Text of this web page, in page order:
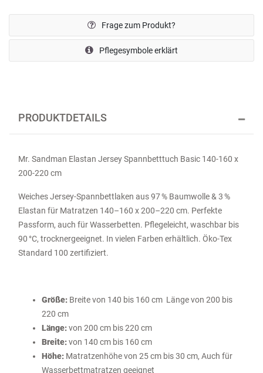
Frage zum Produkt?
Pflegesymbole erklärt
PRODUKTDETAILS
Mr. Sandman Elastan Jersey Spannbetttuch Basic 140-160 x
200-220 cm
Weiches Jersey-Spannbettlaken aus 97 % Baumwolle & 3 %
Elastan für Matratzen 140–160 x 200–220 cm. Perfekte
Passform, auch für Wasserbetten. Pflegeleicht, waschbar bis
90 °C, trocknergeeignet. In vielen Farben erhältlich. Öko-Tex
Standard 100 zertifiziert.
Größe: Breite von 140 bis 160 cm Länge von 200 bis
220 cm
Länge:von 200 cm bis 220 cm
Breite:von 140 cm bis 160 cm
Höhe: Matratzenhöhe von 25 cm bis 30 cm, Auch für
Wasserbettmatratzen geeignet